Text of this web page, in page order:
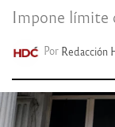
Impone límite
Por Redacción